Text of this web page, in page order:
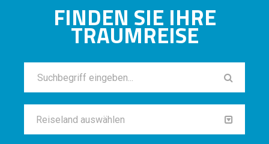
FINDEN SIE IHRE
TRAUMREISE
Reiseland auswählen